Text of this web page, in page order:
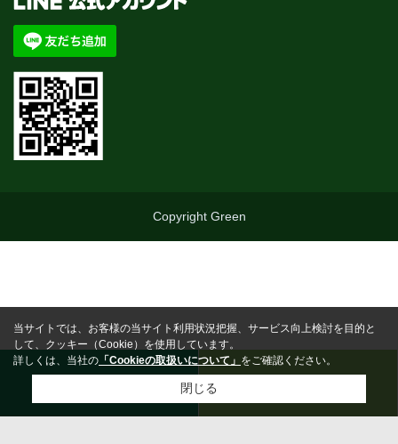
Copyright Green
当サイトでは、お客様の当サイト利用状況把握、サービス向上検討を目的と
して、クッキー（Cookie）を使用しています。
詳しくは、当社の 「Cookieの取扱いについて」 をご確認ください。
閉じる